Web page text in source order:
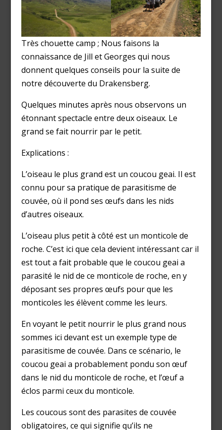
Très chouette camp ; Nous faisons la
connaissance de Jill et Georges qui nous
donnent quelques conseils pour la suite de
notre découverte du Drakensberg.
Quelques minutes après nous observons un
étonnant spectacle entre deux oiseaux. Le
grand se fait nourrir par le petit.
Explications :
L’oiseau le plus grand est un coucou geai. Il est
connu pour sa pratique de parasitisme de
couvée, où il pond ses œufs dans les nids
d’autres oiseaux.
L’oiseau plus petit à côté est un monticole de
roche. C’est ici que cela devient intéressant car il
est tout a fait probable que le coucou geai a
parasité le nid de ce monticole de roche, en y
déposant ses propres œufs pour que les
monticoles les élèvent comme les leurs.
En voyant le petit nourrir le plus grand nous
sommes ici devant est un exemple type de
parasitisme de couvée. Dans ce scénario, le
coucou geai a probablement pondu son œuf
dans le nid du monticole de roche, et l’œuf a
éclos parmi ceux du monticole.
Les coucous sont des parasites de couvée
obligatoires, ce qui signifie qu’ils ne